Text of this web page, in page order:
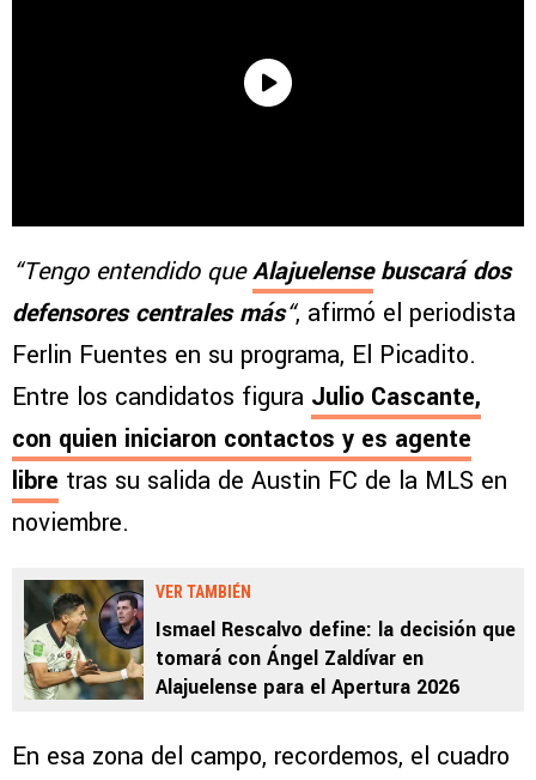
“Tengo entendido queAlajuelensebuscará dos
defensores centrales más“, afirmó el periodista
Ferlin Fuentes en su programa, El Picadito.
Entre los candidatos figura Julio Cascante,
con quien iniciaron contactos y es agente
libre tras su salida de Austin FC de la MLS en
noviembre.
VER TAMBIÉN
Ismael Rescalvo define: la decisión que
tomará con Ángel Zaldívar en
Alajuelense para el Apertura 2026
En esa zona del campo, recordemos, el cuadro